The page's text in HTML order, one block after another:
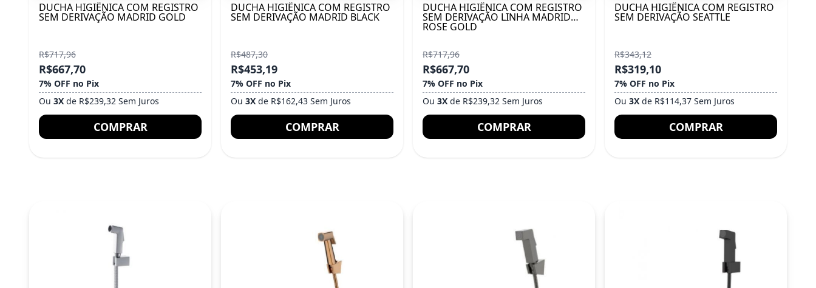
DUCHA HIGIÊNICA COM REGISTRO
SEM DERIVAÇÃO MADRID GOLD
R$717,96
R$667,70
7% OFF no Pix
Ou 3X de R$239,32 Sem Juros
COMPRAR
DUCHA HIGIÊNICA COM REGISTRO
SEM DERIVAÇÃO MADRID BLACK
R$487,30
R$453,19
7% OFF no Pix
Ou 3X de R$162,43 Sem Juros
COMPRAR
DUCHA HIGIÊNICA COM REGISTRO
SEM DERIVAÇÃO LINHA MADRID
ROSE GOLD
R$717,96
R$667,70
7% OFF no Pix
Ou 3X de R$239,32 Sem Juros
COMPRAR
DUCHA HIGIÊNICA COM REGISTRO
SEM DERIVAÇÃO SEATTLE
R$343,12
R$319,10
7% OFF no Pix
Ou 3X de R$114,37 Sem Juros
COMPRAR